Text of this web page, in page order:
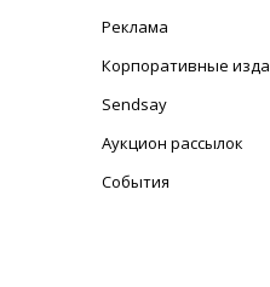
Реклама
Корпоративные
Sendsay
Аукцион рассылок
События